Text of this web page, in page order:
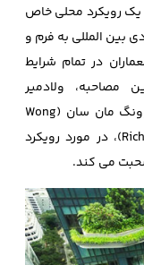
یک رویکرد محلی خاص
بین المللی به فرم و
در تمام شرایط
مصاحبه، ولادمیر
بلوگلووسکی با بنیانگذاران گروه WOHA، وونگ مان سان (Wong
Mun Summ) و ریچارد هاسل (Richard Hassell)، در مورد رویکرد
می کند.